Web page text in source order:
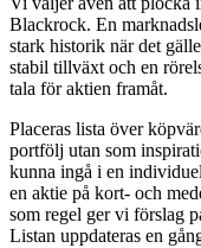
Blackrock. En
stark historik när det
stabil tillväxt och en
tala för aktien framåt.
Placeras lista över
portfölj utan som
kunna ingå i en
en aktie på kort- och
som regel ger vi förslag
Listan uppdateras en